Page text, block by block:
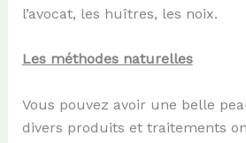
l’avocat, les huîtres, les noix.
Les méthodes naturelles
Vous pouvez avoir une belle
divers produits et traitements